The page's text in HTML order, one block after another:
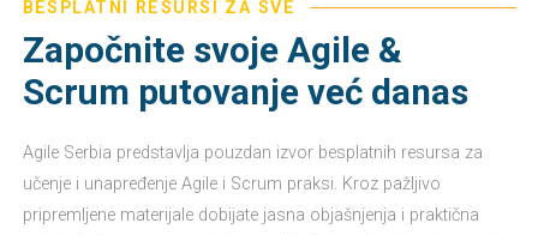
BESPLATNI RESURSI ZA SVE
Započnite svoje Agile &
Scrum putovanje već danas
Agile Serbia predstavlja pouzdan izvor besplatnih resursa za
učenje i unapređenje Agile i Scrum praksi. Kroz pažljivo
pripremljene materijale dobijate jasna objašnjenja i praktična